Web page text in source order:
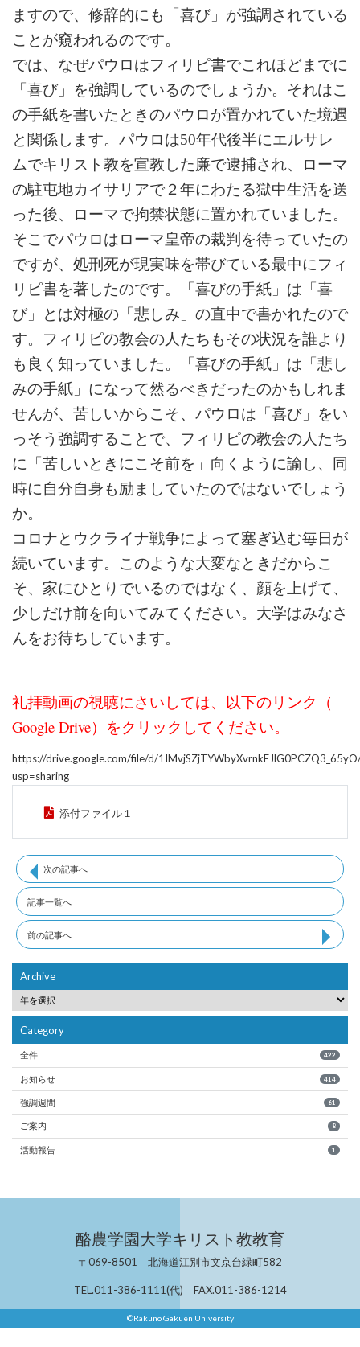
ますので、修辞的にも「喜び」が強調されている
ことが窺われるのです。
では、なぜパウロはフィリピ書でこれほどまでに
「喜び」を強調しているのでしょうか。それはこ
の手紙を書いたときのパウロが置かれていた境遇
と関係します。パウロは50年代後半にエルサレ
ムでキリスト教を宣教した廉で逮捕され、ローマ
の駐屯地カイサリアで２年にわたる獄中生活を送
った後、ローマで拘禁状態に置かれていました。
そこでパウロはローマ皇帝の裁判を待っていたの
ですが、処刑死が現実味を帯びている最中にフィ
リピ書を著したのです。「喜びの手紙」は「喜
び」とは対極の「悲しみ」の直中で書かれたので
す。フィリピの教会の人たちもその状況を誰より
も良く知っていました。「喜びの手紙」は「悲し
みの手紙」になって然るべきだったのかもしれま
せんが、苦しいからこそ、パウロは「喜び」をい
っそう強調することで、フィリピの教会の人たち
に「苦しいときにこそ前を」向くように諭し、同
時に自分自身も励ましていたのではないでしょう
か。
コロナとウクライナ戦争によって塞ぎ込む毎日が
続いています。このような大変なときだからこ
そ、家にひとりでいるのではなく、顔を上げて、
少しだけ前を向いてみてください。大学はみなさ
んをお待ちしています。
礼拝動画の視聴にさいしては、以下のリンク（
Google Drive）をクリックしてください。
https://drive.google.com/file/d/
usp=sharing
添付ファイル１
次の記事へ
記事一覧へ
前の記事へ
Archive
Category
全件 422
お知らせ 414
強調週間 61
ご案内 8
活動報告 1
酪農学園大学キリスト教教育
〒069-8501 北海道江別市文京台緑町582
TEL.011-386-1111(代) FAX.011-386-1214
©Rakuno Gakuen University